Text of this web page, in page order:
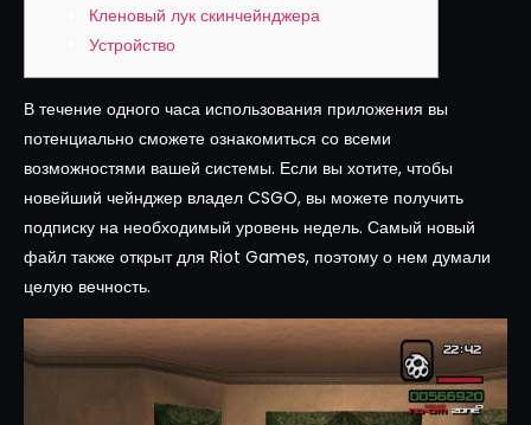
Кленовый лук скинчейнджера
Устройство
В течение одного часа использования приложения вы
потенциально сможете ознакомиться со всеми
возможностями вашей системы. Если вы хотите, чтобы
новейший чейнджер владел CSGO, вы можете получить
подписку на необходимый уровень недель. Самый новый
файл также открыт для Riot Games, поэтому о нем думали
целую вечность.